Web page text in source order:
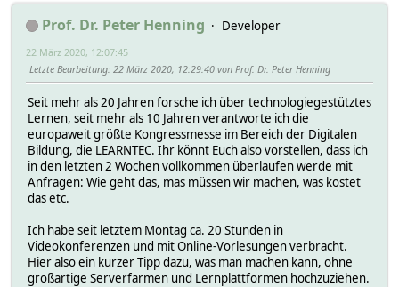
Prof. Dr. Peter Henning Developer
22 März 2020, 12:07:45
Letzte Bearbeitung: 22 März 2020, 12:29:40 von Prof. Dr. Peter Henning
Seit mehr als 20 Jahren forsche ich über technologiegestütztes
Lernen, seit mehr als 10 Jahren verantworte ich die
europaweit größte Kongressmesse im Bereich der Digitalen
Bildung, die LEARNTEC. Ihr könnt Euch also vorstellen, dass ich
in den letzten 2 Wochen vollkommen überlaufen werde mit
Anfragen: Wie geht das, mas müssen wir machen, was kostet
das etc.
Ich habe seit letztem Montag ca. 20 Stunden in
Videokonferenzen und mit Online-Vorlesungen verbracht.
Hier also ein kurzer Tipp dazu, was man machen kann, ohne
großartige Serverfarmen und Lernplattformen hochzuziehen.